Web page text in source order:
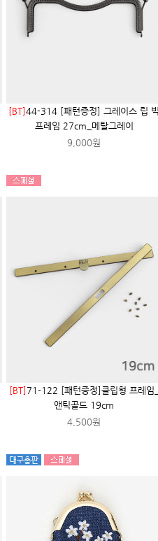
[BT]44-314 [패턴증정] 그레이스 립
프레임 27cm_메탈그레이
9,000원
[BT] 71-122 [패턴증정]클립형 프레임
앤틱골드 19cm
4,500원